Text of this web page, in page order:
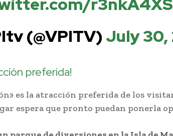
(@VPITV)July 30,
preferida!
es la atracción preferida de los
espera que pronto puedan ponerla